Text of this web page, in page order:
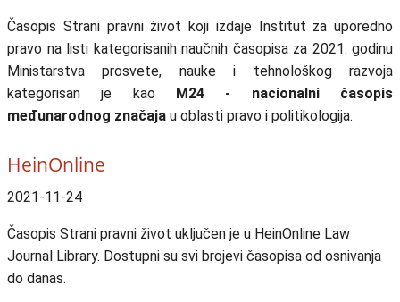
Časopis Strani pravni život koji izdaje Institut za uporedno
pravo na listi kategorisanih naučnih časopisa za 2021. godinu
Ministarstva prosvete, nauke i tehnološkog razvoja
kategorisan je kao
M24 - nacionalni časopis
međunarodnog značaja u oblasti pravo i politikologija.
HeinOnline
2021-11-24
Časopis Strani pravni život uključen je u HeinOnline Law
Journal Library. Dostupni su svi brojevi časopisa od osnivanja
do danas.